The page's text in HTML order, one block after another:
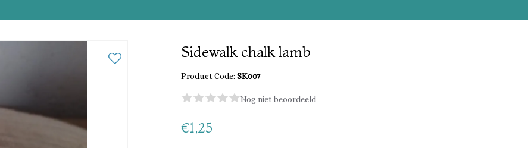
Sidewalk chalk lamb
Product Code:SK007
Nog niet beoordeeld
€1,25